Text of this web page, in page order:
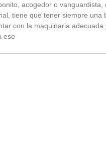
acogedor o vanguardista,
tiene que tener siempre una
con la maquinaria adecuada
ese